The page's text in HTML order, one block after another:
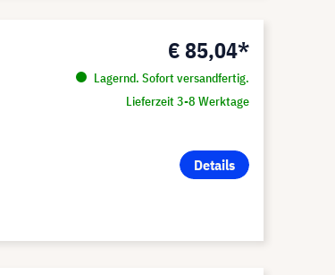
€ 85,04*
Lagernd. Sofort versandfertig.
Lieferzeit 3-8 Werktage
Details